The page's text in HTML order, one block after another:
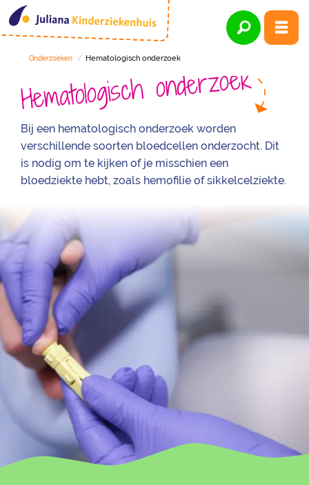
Onderzoeken Hematologisch onderzoek
Hematologisch onderzoek
Bij een hematologisch onderzoek worden
verschillende soorten bloedcellen onderzocht. Dit
is nodig om te kijken of je misschien een
bloedziekte hebt, zoals hemofilie of sikkelcelziekte.